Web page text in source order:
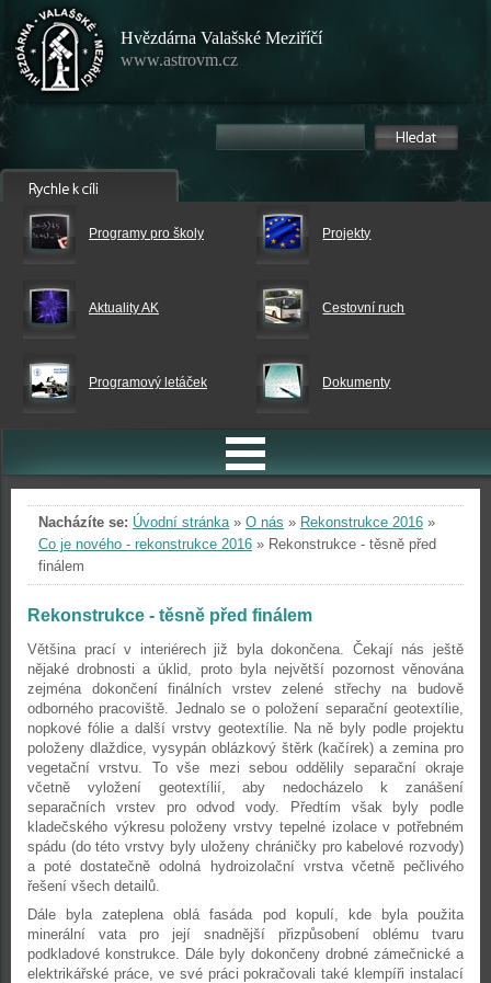
Hvězdárna Valašské Meziříčí
www.astrovm.cz
Programy pro školy Projekty
Aktuality AK Cestovní ruch
Programový letáček Dokumenty
Nacházíte se: Úvodní stránka» O nás » Rekonstrukce 2016 »
Co je nového - rekonstrukce 2016 » Rekonstrukce - těsně před
finálem
Rekonstrukce - těsně před finálem
Většina prací v interiérech již byla dokončena. Čekají nás ještě
nějaké drobnosti a úklid, proto byla největší pozornost věnována
zejména dokončení finálních vrstev zelené střechy na budově
odborného pracoviště. Jednalo se o položení separační geotextílie,
nopkové fólie a další vrstvy geotextílie. Na ně byly podle projektu
položeny dlaždice, vysypán oblázkový štěrk (kačírek) a zemina pro
vegetační vrstvu. To vše mezi sebou oddělily separační okraje
včetně vyložení geotextílií, aby nedocházelo k zanášení
separačních vrstev pro odvod vody. Předtím však byly podle
kladečského výkresu položeny vrstvy tepelné izolace v potřebném
spádu (do této vrstvy byly uloženy chráničky pro kabelové rozvody)
a poté dostatečně odolná hydroizolační vrstva včetně pečlivého
řešení všech detailů.
Dále byla zateplena oblá fasáda pod kopulí, kde byla použita
minerální vata pro její snadnější přizpůsobení oblému tvaru
podkladové konstrukce. Dále byly dokončeny drobné zámečnické a
elektrikářské práce, ve své práci pokračovali také klempíři instalací